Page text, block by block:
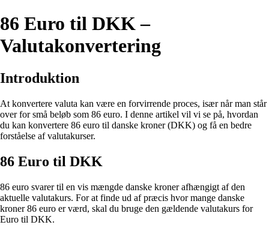
86 Euro til DKK –
Valutakonvertering
Introduktion
At konvertere valuta kan være en forvirrende proces, især når man står
over for små beløb som 86 euro. I denne artikel vil vi se på, hvordan
du kan konvertere 86 euro til danske kroner (DKK) og få en bedre
forståelse af valutakurser.
86 Euro til DKK
86 euro svarer til en vis mængde danske kroner afhængigt af den
aktuelle valutakurs. For at finde ud af præcis hvor mange danske
kroner 86 euro er værd, skal du bruge den gældende valutakurs for
Euro til DKK.